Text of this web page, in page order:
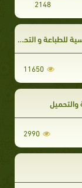
2148
للطباعة و التحميل
11650
والتحميل
2990